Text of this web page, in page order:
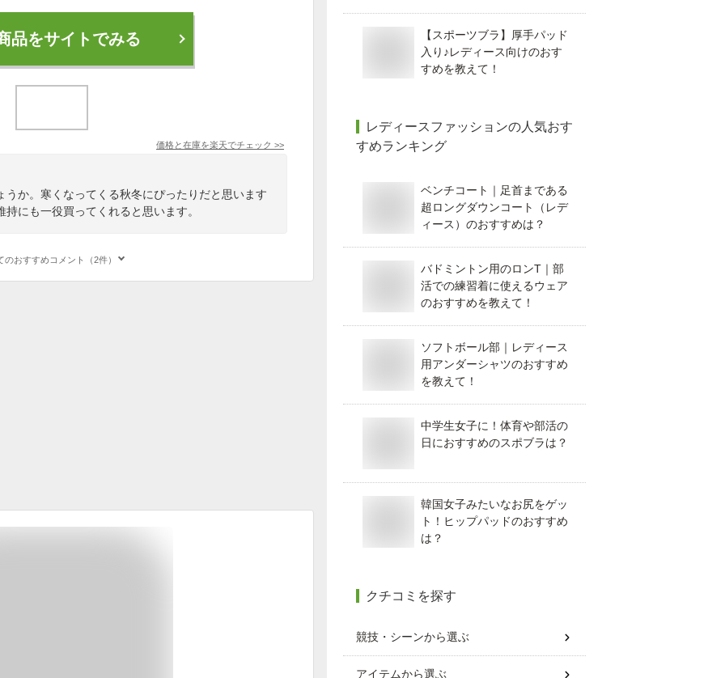
品をサイトでみる
価格と在庫を楽天でチェック >>
うか。寒くなってくる秋冬にぴったりだと思います
にも一役買ってくれると思います。
のおすすめコメント（2件）
【スポーツブラ】厚手パッド
入り♪レディース向けのおす
すめを教えて！
レディースファッションの人気おす
すめランキング
ベンチコート｜足首まである
超ロングダウンコート（レデ
ィース）のおすすめは？
バドミントン用のロンT｜部
活での練習着に使えるウェア
のおすすめを教えて！
ソフトボール部｜レディース
用アンダーシャツのおすすめ
を教えて！
中学生女子に！体育や部活の
日におすすめのスポブラは？
韓国女子みたいなお尻をゲッ
ト！ヒップパッドのおすすめ
は？
クチコミを探す
競技・シーンから選ぶ
アイテムから選ぶ